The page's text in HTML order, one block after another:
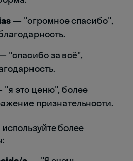
— "огромное спасибо",
"спасибо за всё",
это ценю", более
признательности.
более